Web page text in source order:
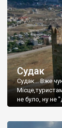
Судак
Судак... Вже
не було, ну не